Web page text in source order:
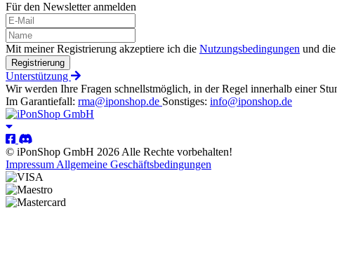
Für den Newsletter anmelden
Mit meiner Registrierung akzeptiere ich die Nutzungsbedingungen und die
Registrierung
Unterstützung
Wir werden Ihre Fragen schnellstmöglich, in der Regel innerhalb einer
Im Garantiefall: rma@iponshop.de Sonstiges: info@iponshop.de
© iPonShop GmbH 2026 Alle Rechte vorbehalten!
Impressum Allgemeine Geschäftsbedingungen